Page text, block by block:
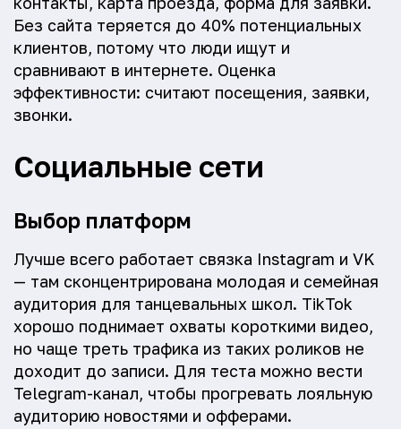
Без сайта теряется до 40% потенциальных
клиентов, потому что люди ищут и
сравнивают в интернете. Оценка
эффективности: считают посещения, заявки,
звонки.
Социальные сети
Выбор платформ
Лучше всего работает связка Instagram и VK
— там сконцентрирована молодая и семейная
аудитория для танцевальных школ. TikTok
хорошо поднимает охваты короткими видео,
но чаще треть трафика из таких роликов не
доходит до записи. Для теста можно вести
Telegram-канал, чтобы прогревать лояльную
аудиторию новостями и офферами.